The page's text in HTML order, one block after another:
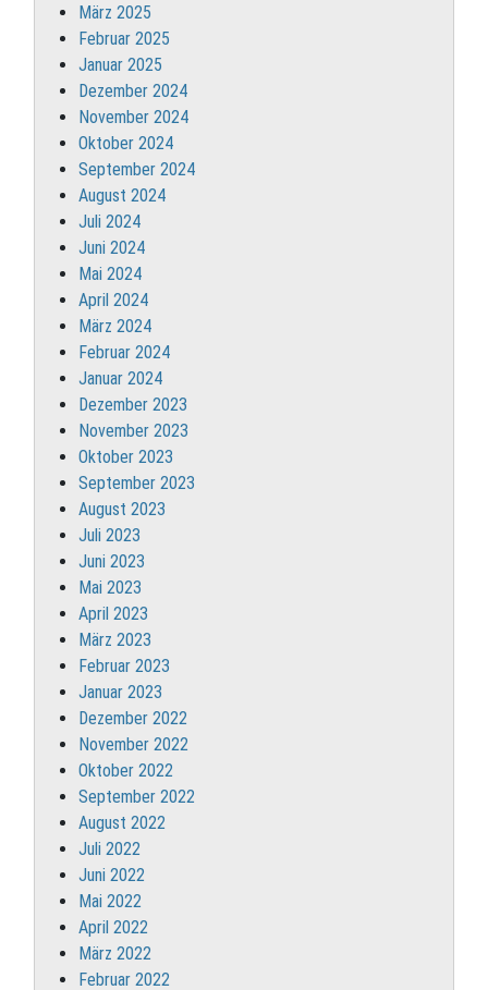
März 2025
Februar 2025
Januar 2025
Dezember 2024
November 2024
Oktober 2024
September 2024
August 2024
Juli 2024
Juni 2024
Mai 2024
April 2024
März 2024
Februar 2024
Januar 2024
Dezember 2023
November 2023
Oktober 2023
September 2023
August 2023
Juli 2023
Juni 2023
Mai 2023
April 2023
März 2023
Februar 2023
Januar 2023
Dezember 2022
November 2022
Oktober 2022
September 2022
August 2022
Juli 2022
Juni 2022
Mai 2022
April 2022
März 2022
Februar 2022